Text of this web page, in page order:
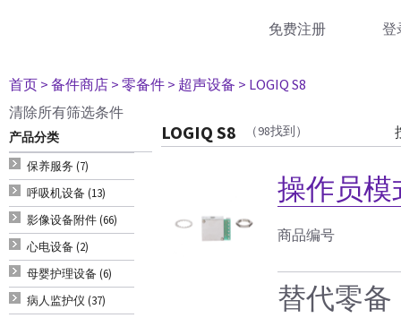
免费注册 登
首页 > 备件商店 > 零备件 > 超声设备 > LOGIQ S8
清除所有筛选条件
产品分类
保养服务 (7)
呼吸机设备 (13)
影像设备附件 (66)
心电设备 (2)
母婴护理设备 (6)
病人监护仪 (37)
LOGIQ S8 （98找到）
操作员模
商品编号
替代零备